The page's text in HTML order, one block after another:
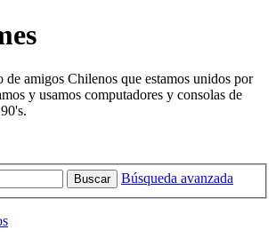
de amigos Chilenos que estamos unidos por
y usamos computadores y consolas de
Buscar Búsqueda avanzada